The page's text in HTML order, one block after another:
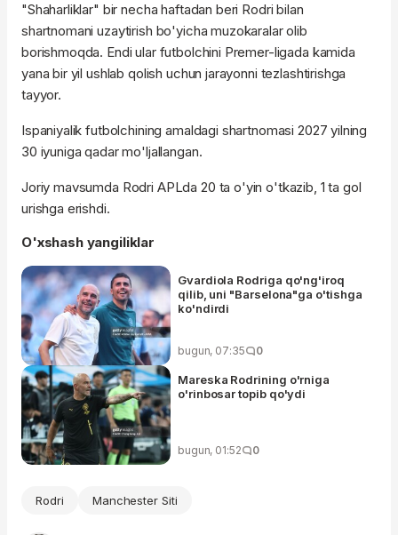
"Shaharliklar" bir necha haftadan beri Rodri bilan
shartnomani uzaytirish bo'yicha muzokaralar olib
borishmoqda. Endi ular futbolchini Premer-ligada kamida
yana bir yil ushlab qolish uchun jarayonni tezlashtirishga
tayyor.
Ispaniyalik futbolchining amaldagi shartnomasi 2027 yilning
30 iyuniga qadar mo'ljallangan.
Joriy mavsumda Rodri APLda 20 ta o'yin o'tkazib, 1 ta gol
urishga erishdi.
O'xshash yangiliklar
Gvardiola Rodriga qo'ng'iroq
qilib, uni "Barselona"ga o'tishga
ko'ndirdi
bugun, 07:35 0
Mareska Rodrining o'rniga
o'rinbosar topib qo'ydi
bugun, 01:52 0
Rodri Manchester Siti